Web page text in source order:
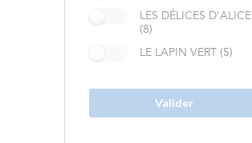
LES DÉLICES D'ALICE
(8)
LE LAPIN VERT (5)
Valider